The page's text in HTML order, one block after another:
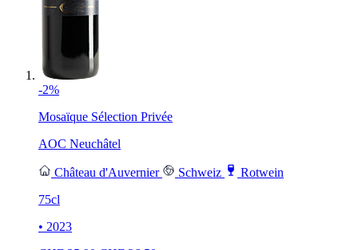
-2%
Mosaïque Sélection Privée
AOC Neuchâtel
Château d'Auvernier Schweiz
Rotwein
75cl
• 2023